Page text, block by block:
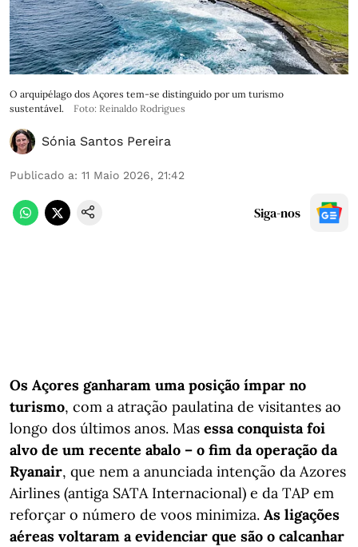
O arquipélago dos Açores tem-se distinguido por um turismo
sustentável.
Foto: Reinaldo Rodrigues
Sónia Santos Pereira
Publicado a: 11 Maio 2026, 21:42
Siga-nos
Os Açores ganharam uma posição ímpar no
turismo, com a atração paulatina de visitantes ao
longo dos últimos anos. Mas essa conquista foi
alvo de um recente abalo – o fim da operação da
Ryanair, que nem a anunciada intenção da Azores
Airlines (antiga SATA Internacional) e da TAP em
reforçar o número de voos minimiza. As ligações
aéreas voltaram a evidenciar que são o calcanhar